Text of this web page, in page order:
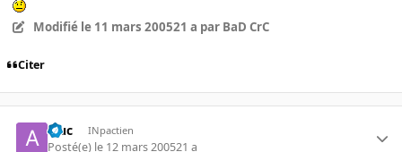
Modifié le 11 mars 200521 a par BaD CrC
Citer
aluc INpactien
Posté(e) le 12 mars 200521 a